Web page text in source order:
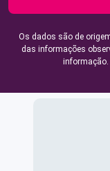
Os dados são de
das informações